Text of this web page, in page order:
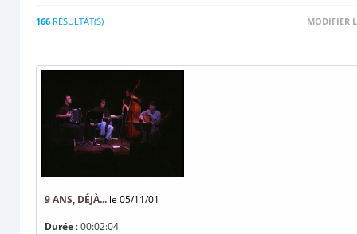
166 RÉSULTAT(S) MODIFIER
9 ANS, DÉJÀ... le 05/11/01
Durée : 00:02:04